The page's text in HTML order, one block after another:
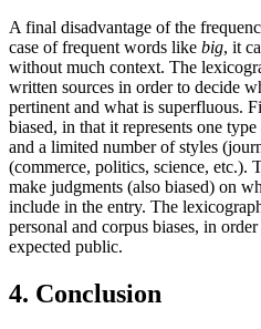
A final disadvantage of the
case of frequent words like big, it
without much context. The
written sources in order to decide
pertinent and what is superfluous.
biased, in that it represents one
and a limited number of styles
(commerce, politics, science, etc.).
make judgments (also biased) on
include in the entry. The
personal and corpus biases, in
expected public.
4. Conclusion